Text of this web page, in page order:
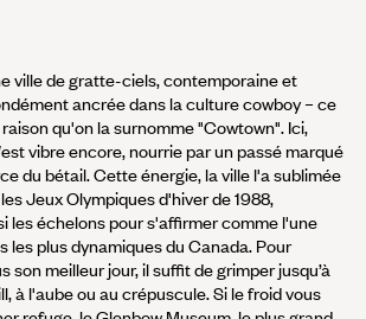
ville de gratte-ciels, contemporaine et
ancrée dans la culture cowboy – ce
qu'on la surnomme "Cowtown". Ici,
vibre encore, nourrie par un passé marqué
du bétail. Cette énergie, la ville l'a sublimée
Jeux Olympiques d'hiver de 1988,
les échelons pour s'affirmer comme l'une
les plus dynamiques du Canada. Pour
son meilleur jour, il suffit de grimper jusqu’à
à l'aube ou au crépuscule. Si le froid vous